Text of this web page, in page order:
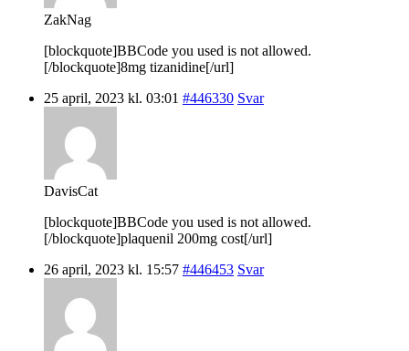
ZakNag
[blockquote]BBCode you used is not allowed.
[/blockquote]8mg tizanidine[/url]
25 april, 2023 kl. 03:01 #446330 Svar
DavisCat
[blockquote]BBCode you used is not allowed.
[/blockquote]plaquenil 200mg cost[/url]
26 april, 2023 kl. 15:57 #446453 Svar